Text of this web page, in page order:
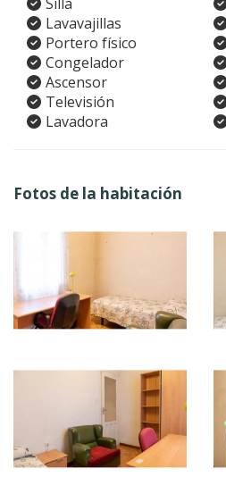
Lavavajillas
Portero físico
Congelador
Ascensor
Televisión
Lavadora
Fotos de la habitación